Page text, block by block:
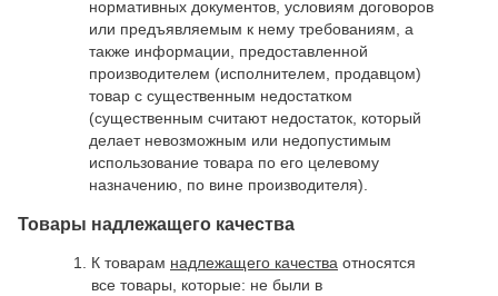
нормативных документов, условиям договоров
или предъявляемым к нему требованиям, а
также информации, предоставленной
производителем (исполнителем, продавцом)
товар с существенным недостатком
(существенным считают недостаток, который
делает невозможным или недопустимым
использование товара по его целевому
назначению, по вине производителя).
Товары надлежащего качества
К товарам надлежащего качества относятся
все товары, которые: не были в